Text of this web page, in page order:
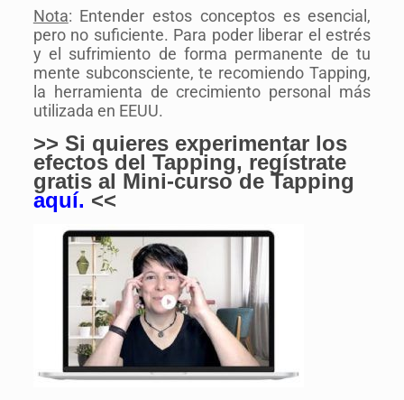
Nota: Entender estos conceptos es esencial,
pero no suficiente. Para poder liberar el estrés
y el sufrimiento de forma permanente de tu
mente subconsciente, te recomiendo Tapping,
la herramienta de crecimiento personal más
utilizada en EEUU.
>> Si quieres experimentar los
efectos del Tapping, regístrate
gratis al Mini-curso de Tapping
aquí. <<